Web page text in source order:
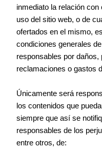
inmediato la relación
uso del sitio web, o de
ofertados en el mismo,
condiciones generales
responsables por daños,
reclamaciones o gastos
Únicamente será
los contenidos que
siempre que así se
responsables de los
entre otros, de: